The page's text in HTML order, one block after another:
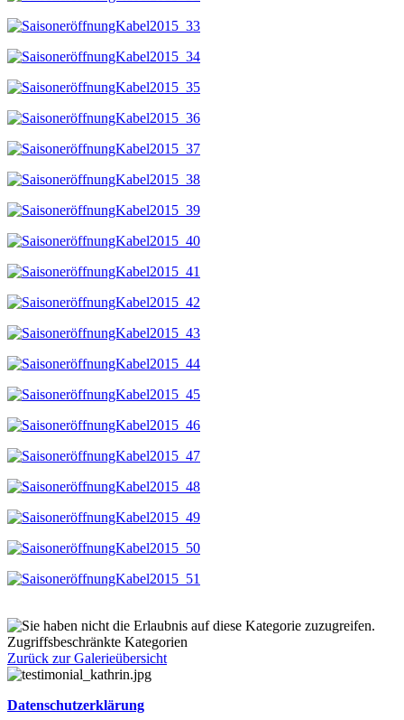
Zugriffsbeschränkte Kategorien
Zurück zur Galerieübersicht
Datenschutzerklärung